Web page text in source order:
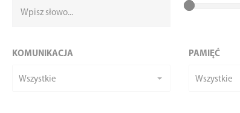
KOMUNIKACJA
Wszystkie
PAMIĘĆ
Wszystkie